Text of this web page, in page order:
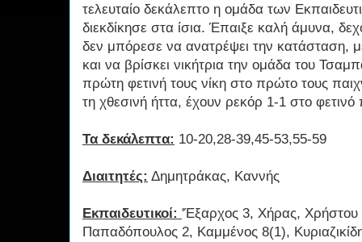
τελευταίο δεκάλεπτο η ομάδα των
διεκδίκησε στα ίσια. Έπαιξε καλή άμυνα,
δεν μπόρεσε να ανατρέψει την κατάσταση,
και να βρίσκει νικήτρια την ομάδα του
πρώτη φετινή τους νίκη στο πρώτο τους
τη χθεσινή ήττα, έχουν ρεκόρ 1-1 στο
Τα δεκάλεπτα: 10-20,28-39,45-53,55-59
Διαιτητές: Δημητράκας, Καννής
Εκπαιδευτικοί: 'Έξαρχος 3, Χήρας,
Παπαδόπουλος 2, Καμμένος 8(1),